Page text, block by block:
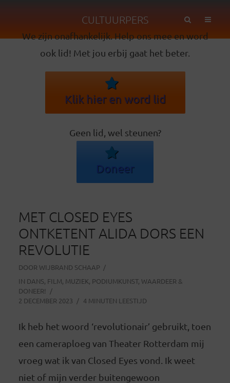
CULTUURPERS
We zijn onafhankelijk. Help ons mee en word
ook lid! Met jou erbij gaat het beter.
Klik hier en word lid
Geen lid, wel steunen?
Doneer
MET CLOSED EYES
ONTKETENT ALIDA DORS EEN
REVOLUTIE
DOOR WIJBRAND SCHAAP
IN DANS, FILM, MUZIEK, PODIUMKUNST, WAARDEER &
DONEER!
2 DECEMBER 2023
4 MINUTEN LEESTIJD
Ik heb het woord ‘revolutionair’ gebruikt, toen
een cameraploeg van Theater Rotterdam mij
vroeg wat ik van Closed Eyes vond. Ik weet
niet of mijn verder buitengewoon